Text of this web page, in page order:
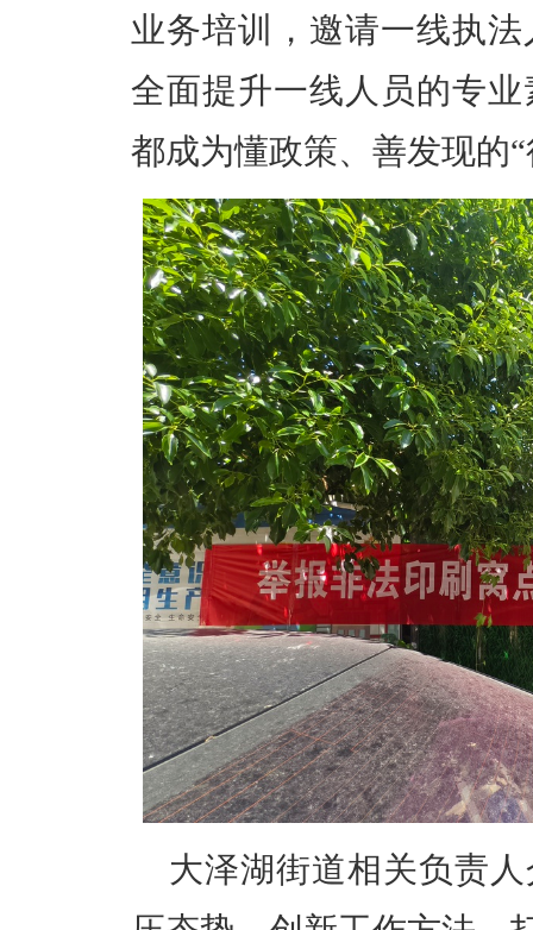
业务培训，邀请一线执
全面提升一线人员的专
都成为懂政策、善发现的
大泽湖街道相关负责